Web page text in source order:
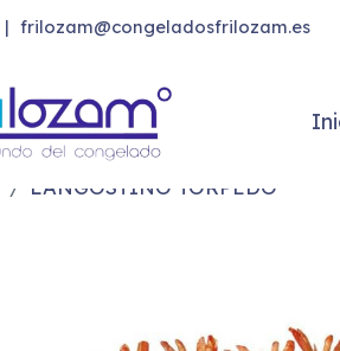
| frilozam@congeladosfrilozam.es
LANGOSTINO TORPEDO